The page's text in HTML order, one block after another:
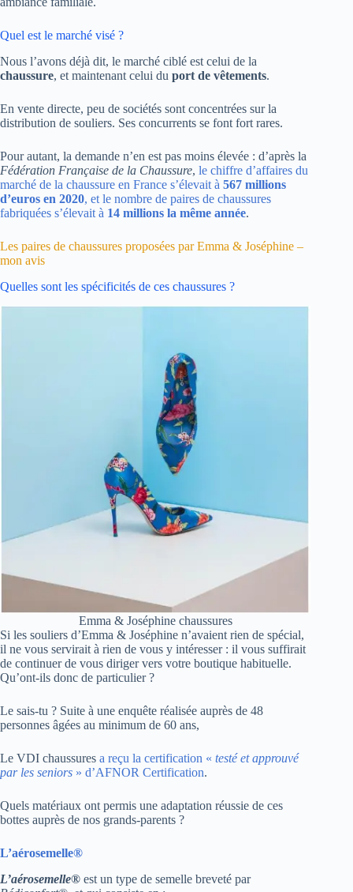
Quel est le marché visé ?
Nous l’avons déjà dit, le marché ciblé est celui de la
chaussure, et maintenant celui du port de vêtements.
En vente directe, peu de sociétés sont concentrées sur la
distribution de souliers. Ses concurrents se font fort rares.
Pour autant, la demande n’en est pas moins élevée : d’après la
Fédération Française de la Chaussure, le chiffre d’affaires du
marché de la chaussure en France s’élevait à 567 millions
d’euros en 2020, et le nombre de paires de chaussures
fabriquées s’élevait à 14 millions la même année.
Les paires de chaussures proposées par Emma & Joséphine –
mon avis
Quelles sont les spécificités de ces chaussures ?
Emma & Joséphine chaussures
Si les souliers d’Emma & Joséphine n’avaient rien de spécial,
il ne vous servirait à rien de vous y intéresser : il vous suffirait
de continuer de vous diriger vers votre boutique habituelle.
Qu’ont-ils donc de particulier ?
Le sais-tu ? Suite à une enquête réalisée auprès de 48
personnes âgées au minimum de 60 ans,
Le VDI chaussures a reçu la certification « testé et approuvé
par les seniors » d’AFNOR Certification.
Quels matériaux ont permis une adaptation réussie de ces
bottes auprès de nos grands-parents ?
L’aérosemelle®
L’aérosemelle® est un type de semelle breveté par